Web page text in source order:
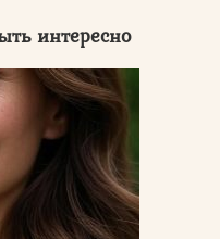
интересно